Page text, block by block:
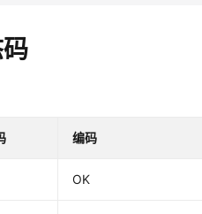
编码
OK